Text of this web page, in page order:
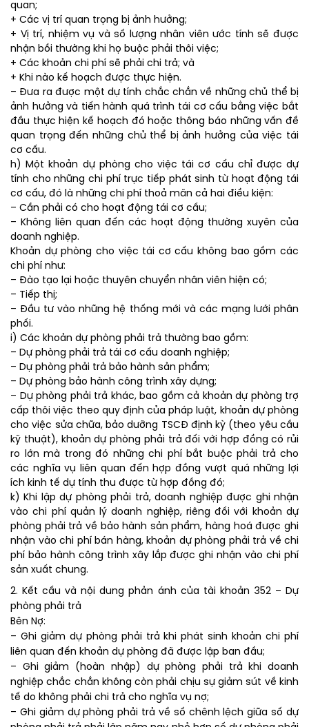
quan;
+ Các vị trí quan trọng bị ảnh hưởng;
+ Vị trí, nhiệm vụ và số lượng nhân viên ước tính sẽ được
nhận bồi thường khi họ buộc phải thôi việc;
+ Các khoản chi phí sẽ phải chi trả; và
+ Khi nào kế hoạch được thực hiện.
– Đưa ra được một dự tính chắc chắn về những chủ thể bị
ảnh hưởng và tiến hành quá trình tái cơ cấu bằng việc bắt
đầu thực hiện kế hoạch đó hoặc thông báo những vấn đề
quan trọng đến những chủ thể bị ảnh hưởng của việc tái
cơ cấu.
h) Một khoản dự phòng cho việc tái cơ cấu chỉ được dự
tính cho những chi phí trực tiếp phát sinh từ hoạt động tái
cơ cấu, đó là những chi phí thoả mãn cả hai điều kiện:
– Cần phải có cho hoạt động tái cơ cấu;
– Không liên quan đến các hoạt động thường xuyên của
doanh nghiệp.
Khoản dự phòng cho việc tái cơ cấu không bao gồm các
chi phí như:
– Đào tạo lại hoặc thuyên chuyển nhân viên hiện có;
– Tiếp thị;
– Đầu tư vào những hệ thống mới và các mạng lưới phân
phối.
i) Các khoản dự phòng phải trả thường bao gồm:
– Dự phòng phải trả tái cơ cấu doanh nghiệp;
– Dự phòng phải trả bảo hành sản phẩm;
– Dự phòng bảo hành công trình xây dựng;
– Dự phòng phải trả khác, bao gồm cả khoản dự phòng trợ
cấp thôi việc theo quy định của pháp luật, khoản dự phòng
cho việc sửa chữa, bảo dưỡng TSCĐ định kỳ (theo yêu cầu
kỹ thuật), khoản dự phòng phải trả đối với hợp đồng có rủi
ro lớn mà trong đó những chi phí bắt buộc phải trả cho
các nghĩa vụ liên quan đến hợp đồng vượt quá những lợi
ích kinh tế dự tính thu được từ hợp đồng đó;
k) Khi lập dự phòng phải trả, doanh nghiệp được ghi nhận
vào chi phí quản lý doanh nghiệp, riêng đối với khoản dự
phòng phải trả về bảo hành sản phẩm, hàng hoá được ghi
nhận vào chi phí bán hàng, khoản dự phòng phải trả về chi
phí bảo hành công trình xây lắp được ghi nhận vào chi phí
sản xuất chung.
2. Kết cấu và nội dung phản ánh của tài khoản 352 – Dự
phòng phải trả
Bên Nợ:
– Ghi giảm dự phòng phải trả khi phát sinh khoản chi phí
liên quan đến khoản dự phòng đã được lập ban đầu;
– Ghi giảm (hoàn nhập) dự phòng phải trả khi doanh
nghiệp chắc chắn không còn phải chịu sự giảm sút về kinh
tế do không phải chi trả cho nghĩa vụ nợ;
– Ghi giảm dự phòng phải trả về số chênh lệch giữa số dự